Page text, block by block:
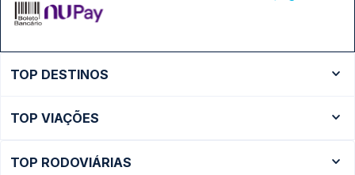
TOP DESTINOS
Ônibus São Paulo
TOP VIAÇÕES
TOP RODOVIÁRIAS